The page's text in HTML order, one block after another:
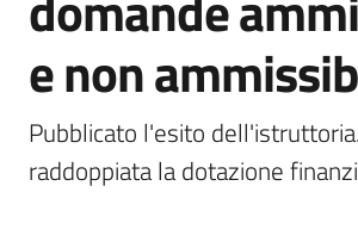
e
Opportunità
e non
Pubblicato l'esito
raddoppiata la dotazione